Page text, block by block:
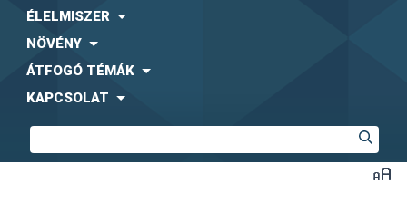
ÉLELMISZER
NÖVÉNY
ÁTFOGÓ TÉMÁK
KAPCSOLAT